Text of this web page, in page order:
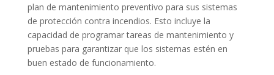
plan de mantenimiento preventivo para sus sistemas
de protección contra incendios. Esto incluye la
capacidad de programar tareas de mantenimiento y
pruebas para garantizar que los sistemas estén en
buen estado de funcionamiento.